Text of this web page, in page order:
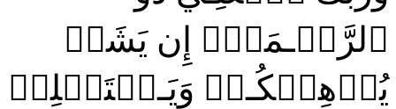
ٱلرَّحۡـمَةِۚ إِن يَشَأۡ
يُذۡهِبۡكُـمۡ وَيَـسۡتَخۡلِفۡ